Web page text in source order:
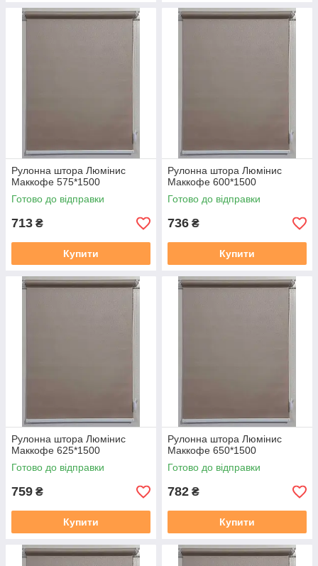
Рулонна штора Люмінис
Маккофе 575*1500
Готово до відправки
713 ₴
Купити
Рулонна штора Люмінис
Маккофе 600*1500
Готово до відправки
736 ₴
Купити
Рулонна штора Люмінис
Маккофе 625*1500
Готово до відправки
759 ₴
Купити
Рулонна штора Люмінис
Маккофе 650*1500
Готово до відправки
782 ₴
Купити